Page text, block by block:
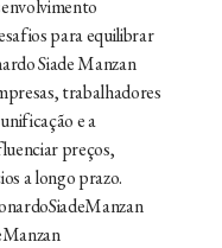
para equilibrar
Siade Manzan
trabalhadores
e a
preços,
a longo prazo.